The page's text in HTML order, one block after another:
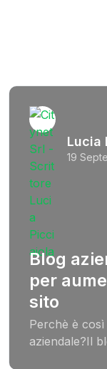
Lucia
19
Blog
per
sito
Perchè è
aziendale?Il